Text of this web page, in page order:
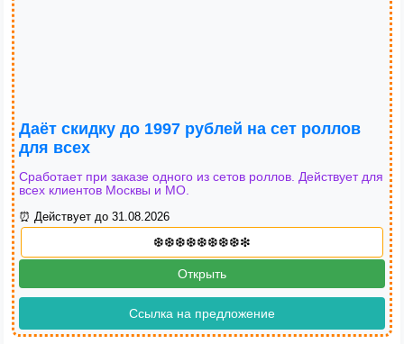
Даёт скидку до 1997 рублей на сет роллов
для всех
Сработает при заказе одного из сетов роллов. Действует для
всех клиентов Москвы и МО.
⏰ Действует до 31.08.2026
Открыть
Ссылка на предложение